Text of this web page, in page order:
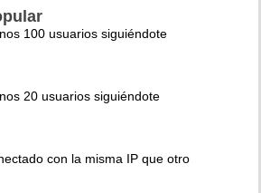
100 usuarios siguiéndote
20 usuarios siguiéndote
con la misma IP que otro